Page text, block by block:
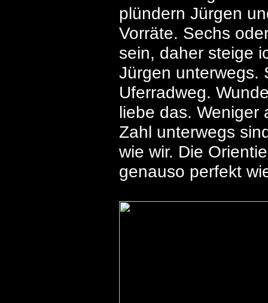
plündern Jürgen
Vorräte. Sechs
sein, daher steige
Jürgen unterwegs.
Uferradweg.
liebe das. Weniger
Zahl unterwegs
wie wir. Die
genauso perfekt